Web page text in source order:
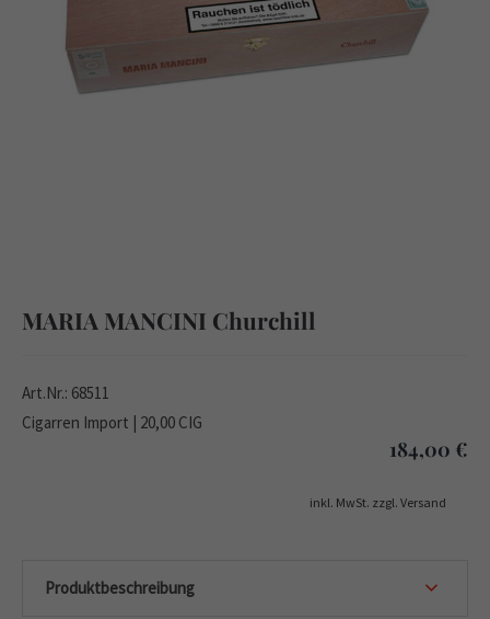
MARIA MANCINI Churchill
Art.Nr.: 68511
Cigarren Import | 20,00 CIG
184,00 €
inkl. MwSt. zzgl. Versand
Produktbeschreibung